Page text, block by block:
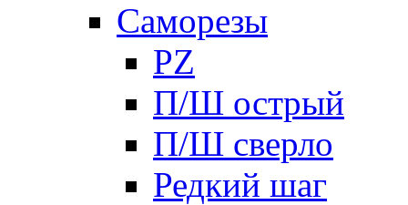
Саморезы
PZ
П/Ш острый
П/Ш сверло
Редкий шаг